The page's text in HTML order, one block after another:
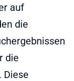
auf
die
die
Diese